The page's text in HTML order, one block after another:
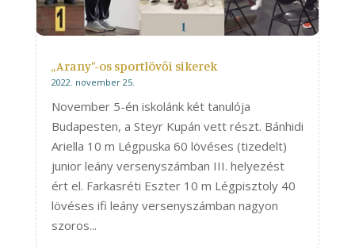
„Arany”-os sportlövői sikerek
2022. november 25.
November 5-én iskolánk két tanulója
Budapesten, a Steyr Kupán vett részt. Bánhidi
Ariella 10 m Légpuska 60 lövéses (tizedelt)
junior leány versenyszámban III. helyezést
ért el. Farkasréti Eszter 10 m Légpisztoly 40
lövéses ifi leány versenyszámban nagyon
szoros...